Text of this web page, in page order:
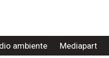
ambiente Mediapart